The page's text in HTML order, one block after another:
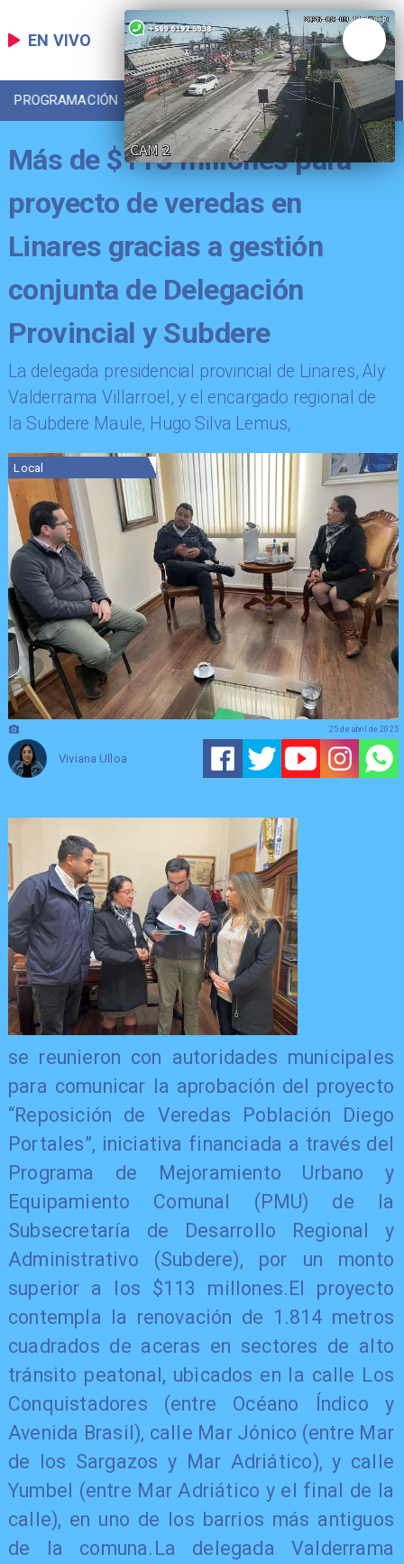
EN VIVO
PROGRAMACIÓN LOCAL DEPORTES
Más de $113 millones para
proyecto de veredas en
Linares gracias a gestión
conjunta de Delegación
Provincial y Subdere
La delegada presidencial provincial de Linares, Aly
Valderrama Villarroel, y el encargado regional de
la Subdere Maule, Hugo Silva Lemus,
Local
Viviana Ulloa
25 de abril de 2025
se reunieron con autoridades municipales
para comunicar la aprobación del proyecto
“Reposición de Veredas Población Diego
Portales”, iniciativa financiada a través del
Programa de Mejoramiento Urbano y
Equipamiento Comunal (PMU) de la
Subsecretaría de Desarrollo Regional y
Administrativo (Subdere), por un monto
superior a los $113 millones.El proyecto
contempla la renovación de 1.814 metros
cuadrados de aceras en sectores de alto
tránsito peatonal, ubicados en la calle Los
Conquistadores (entre Océano Índico y
Avenida Brasil), calle Mar Jónico (entre Mar
de los Sargazos y Mar Adriático), y calle
Yumbel (entre Mar Adriático y el final de la
calle), en uno de los barrios más antiguos
de la comuna.La delegada Valderrama